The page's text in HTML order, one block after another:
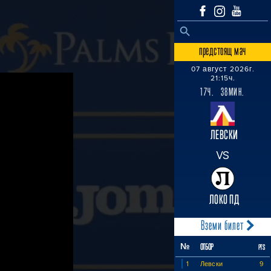
Search
SEARCH BUTTON
предстоящ мач
07 август 2026г.
21:15ч.
17Ч. 38МИН.
ЛЕВСКИ
VS
ЛОКО ПД
Вземи билет
№ ОТБОР PTS
1 Левски 9